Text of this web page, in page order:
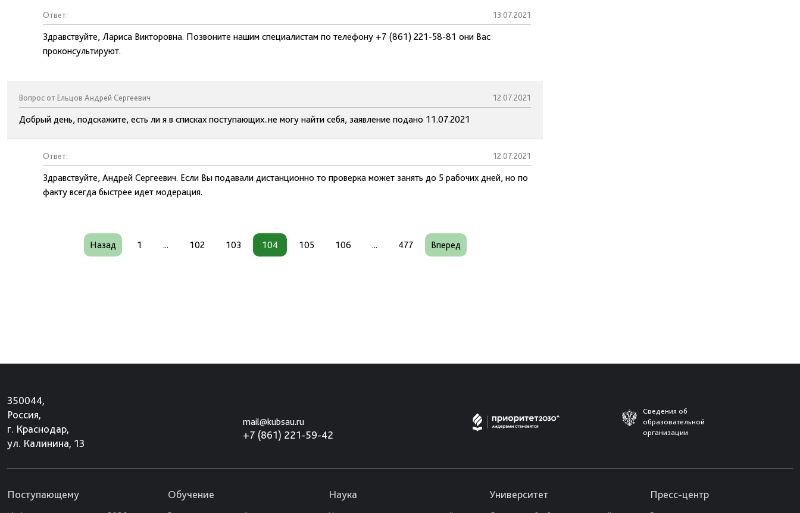
Ответ: 13.07.2021
Здравствуйте, Лариса Викторовна. Позвоните нашим специалистам по телефону +7 (861) 221-58-81 они Вас
проконсультируют.
Вопрос от Ельцов Андрей Сергеевич 12.07.2021
Добрый день, подскажите, есть ли я в списках поступающих..не могу найти себя, заявление подано 11.07.2021
Ответ: 12.07.2021
Здравствуйте, Андрей Сергеевич. Если Вы подавали дистанционно то проверка может занять до 5 рабочих дней, но по
факту всегда быстрее идет модерация.
Назад 1 ... 102 103 104 105 106 ... 477 Вперед
350044,
Россия,
г. Краснодар,
ул. Калинина, 13
mail@kubsau.ru
+7 (861) 221-59-42
Сведения об
образовательной
организации
Поступающему Обучение Наука Университет Пресс-центр